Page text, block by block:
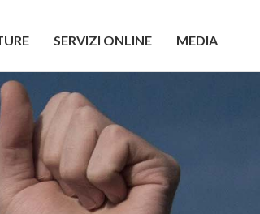
SERVIZI ONLINE MEDIA